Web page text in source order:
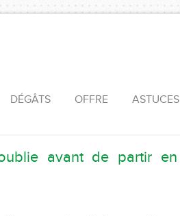
DÉGÂTS OFFRE ASTUCES
avant de partir en